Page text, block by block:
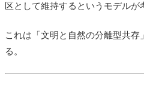
区として維持するというモデルが
これは「文明と自然の分離型共存
る。